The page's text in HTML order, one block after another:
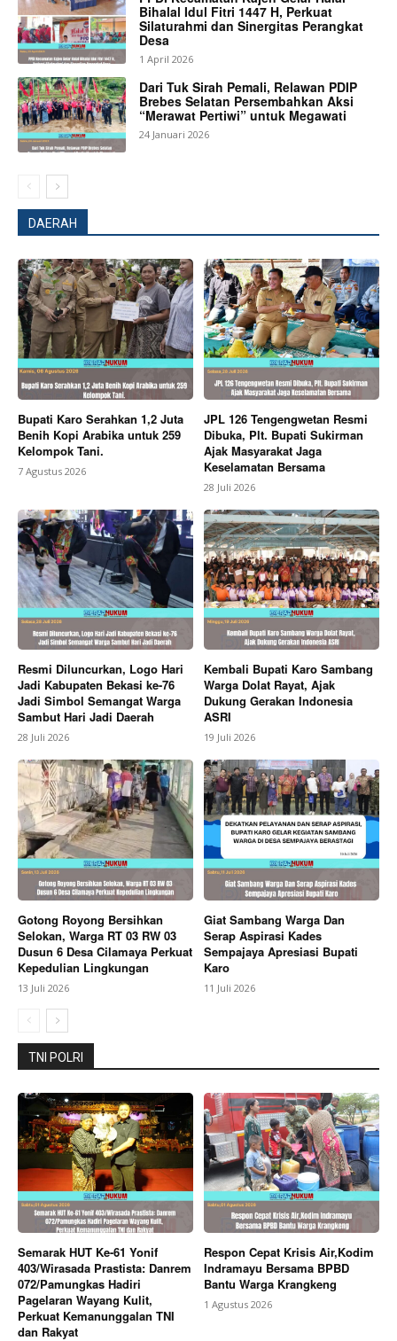
News Week
Magazine PRO
SUBSCRIBE NOW
Company
About
Contact us
Subscription Plans
Bagikan Artikel
Berita Lainnya Kasrem 072/Pamungkas Hadiri
Kongres Internasional WUJA 2026
Bihalal Idul Fitri 1447 H, Perkuat
Silaturahmi dan Sinergitas Perangkat
Desa
1 April 2026
Dari Tuk Sirah Pemali, Relawan PDIP
Brebes Selatan Persembahkan Aksi
“Merawat Pertiwi” untuk Megawati
24 Januari 2026
DAERAH
Bupati Karo Serahkan 1,2 Juta
Benih Kopi Arabika untuk 259
Kelompok Tani.
7 Agustus 2026
JPL 126 Tengengwetan Resmi
Dibuka, Plt. Bupati Sukirman
Ajak Masyarakat Jaga
Keselamatan Bersama
28 Juli 2026
Resmi Diluncurkan, Logo Hari
Jadi Kabupaten Bekasi ke-76
Jadi Simbol Semangat Warga
Sambut Hari Jadi Daerah
28 Juli 2026
Kembali Bupati Karo Sambang
Warga Dolat Rayat, Ajak
Dukung Gerakan Indonesia
ASRI
19 Juli 2026
Gotong Royong Bersihkan
Selokan, Warga RT 03 RW 03
Dusun 6 Desa Cilamaya Perkuat
Kepedulian Lingkungan
13 Juli 2026
Giat Sambang Warga Dan
Serap Aspirasi Kades
Sempajaya Apresiasi Bupati
Karo
11 Juli 2026
TNI POLRI
Semarak HUT Ke-61 Yonif
403/Wirasada Prastista: Danrem
072/Pamungkas Hadiri
Pagelaran Wayang Kulit,
Perkuat Kemanunggalan TNI
dan Rakyat
Respon Cepat Krisis Air,Kodim
Indramayu Bersama BPBD
Bantu Warga Krangkeng
1 Agustus 2026